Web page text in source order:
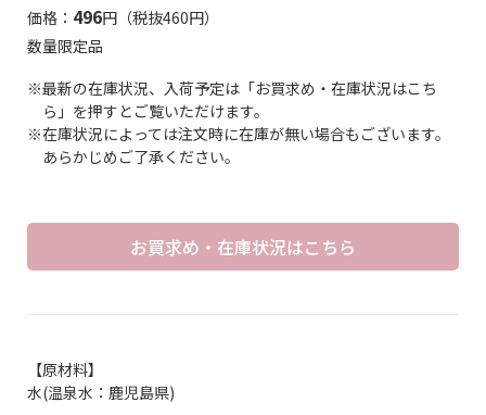
価格： 496円（税抜460円）
数量限定品
※最新の在庫状況、入荷予定は「お買求め・在庫状況はこち
ら」を押すとご覧いただけます。
※在庫状況によっては注文時に在庫が無い場合もございます。
あらかじめご了承ください。
お買求め・在庫状況はこちら
【原材料】
水(温泉水：鹿児島県)